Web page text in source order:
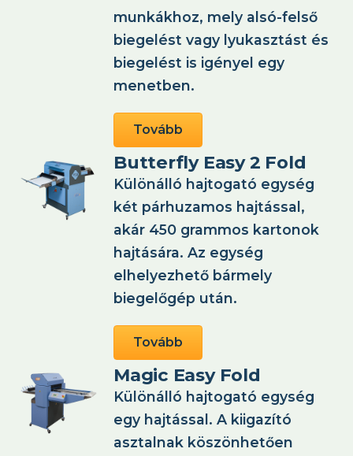
munkákhoz, mely alsó-felső
biegelést vagy lyukasztást és
biegelést is igényel egy
menetben.
Tovább
Butterfly Easy 2 Fold
Különálló hajtogató egység
két párhuzamos hajtással,
akár 450 grammos kartonok
hajtására. Az egység
elhelyezhető bármely
biegelőgép után.
Tovább
Magic Easy Fold
Különálló hajtogató egység
egy hajtással. A kiigazító
asztalnak köszönhetően